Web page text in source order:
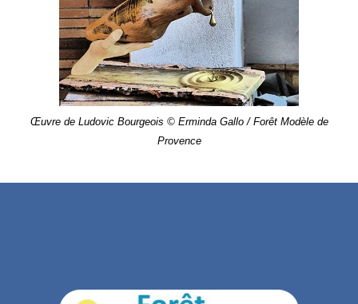
Œuvre de Ludovic Bourgeois © Erminda Gallo / Forêt Modèle de
Provence